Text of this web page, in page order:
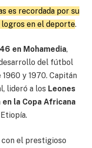
es recordada por su
en el deporte.
en Mohamedia,
del fútbol
y 1970. Capitán
lideró a los Leones
la Copa Africana
con el prestigioso